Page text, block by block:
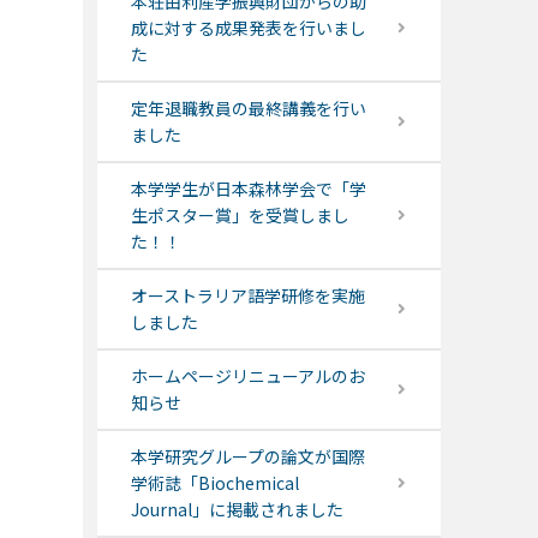
成に対する成果発表を行いまし
た
定年退職教員の最終講義を行い
ました
本学学生が日本森林学会で「学
生ポスター賞」を受賞しまし
た！！
オーストラリア語学研修を実施
しました
ホームページリニューアルのお
知らせ
本学研究グループの論文が国際
学術誌「Biochemical
Journal」に掲載されました